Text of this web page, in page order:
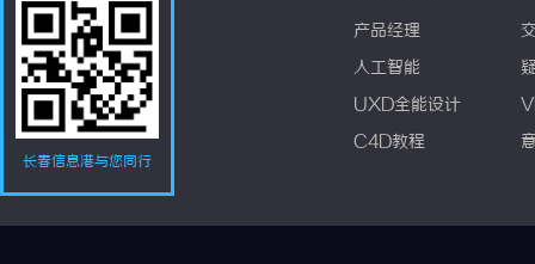
长春信息港与您同行
产品经理
人工智能
UXD全能设计
C4D教程